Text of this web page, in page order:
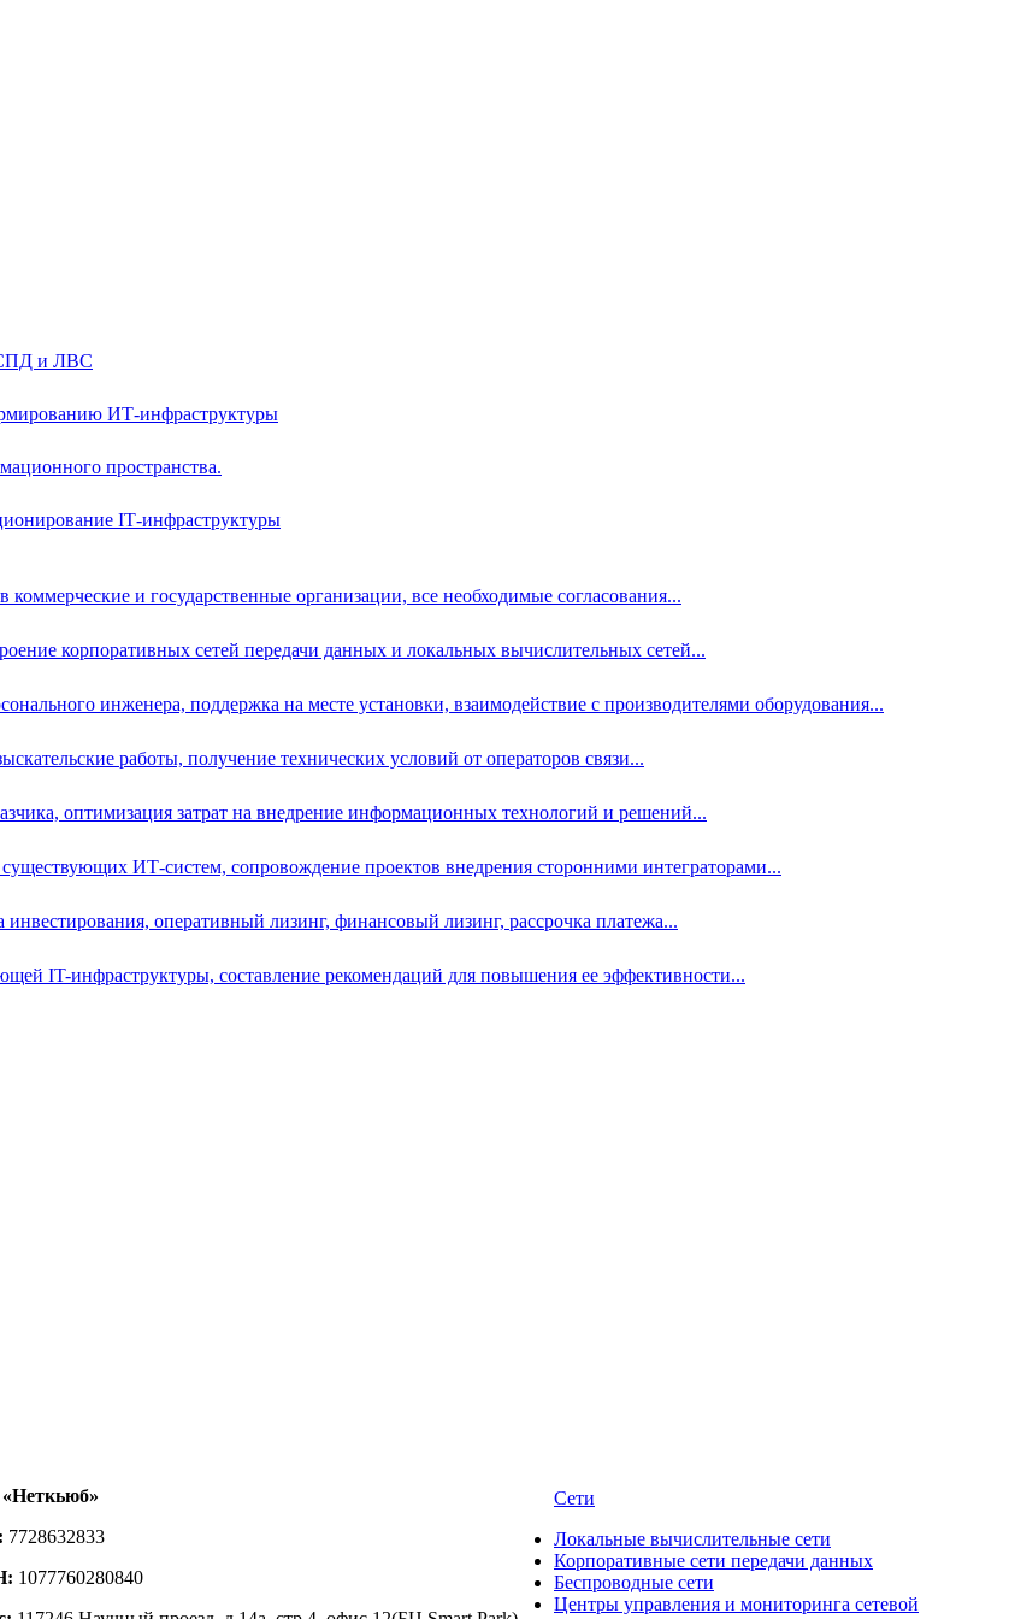
и ЛВС
ИТ-инфраструктуры
пространства.
IТ-инфраструктуры
и государственные организации, все необходимые согласования...
корпоративных сетей передачи данных и локальных вычислительных сетей...
инженера, поддержка на месте установки, взаимодействие с производителями оборудования...
работы, получение технических условий от операторов связи...
оптимизация затрат на внедрение информационных технологий и решений...
ИТ-систем, сопровождение проектов внедрения сторонними интеграторами...
оперативный лизинг, финансовый лизинг, рассрочка платежа...
IT-инфраструктуры, составление рекомендаций для повышения ее эффективности...
7728632833
1077760280840
Сети
Локальные вычислительные сети
Корпоративные сети передачи данных
Беспроводные сети
Центры управления и мониторинга сетевой